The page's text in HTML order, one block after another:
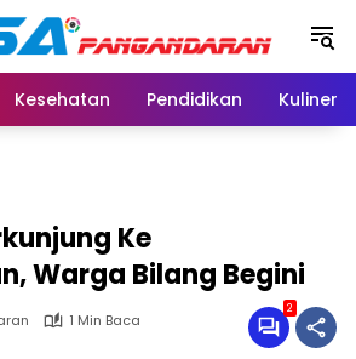
Kesehatan Pendidikan Kuliner
Ke
Warga Bilang Begini
1 Min Baca
2